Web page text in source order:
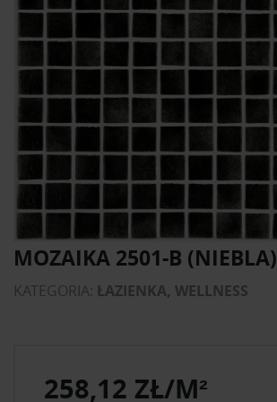
MOZAIKA 2501-B (NIEBLA)
KATEGORIA: ŁAZIENKA, WELLNESS
258,12 ZŁ/M²